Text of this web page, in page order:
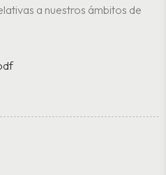
a nuestros ámbitos de